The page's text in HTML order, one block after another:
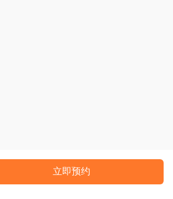
立即预约